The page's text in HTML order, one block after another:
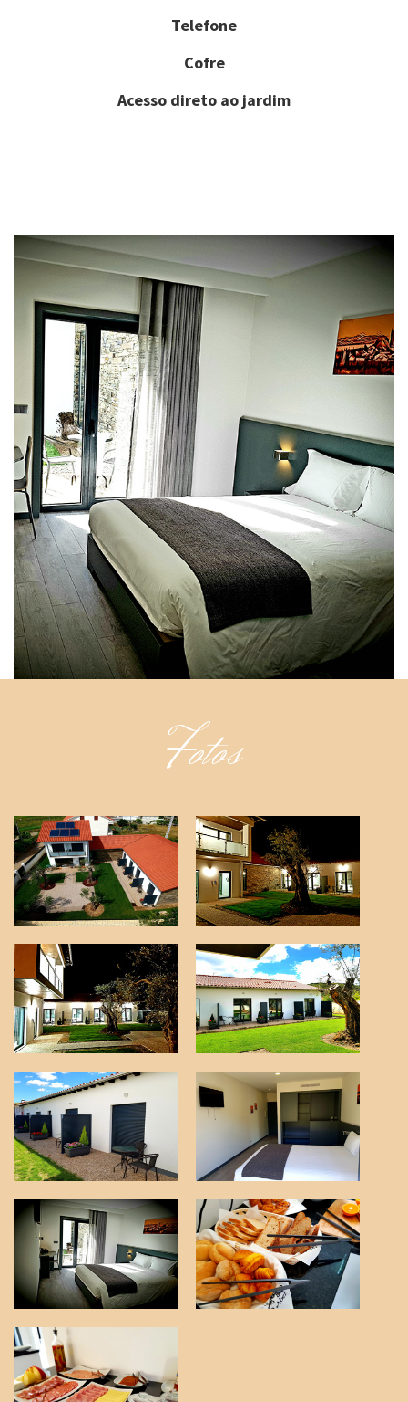
Telefone
Cofre
Acesso direto ao jardim
Fotos